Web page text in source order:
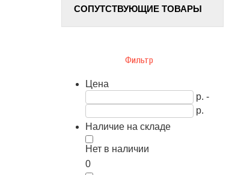
СОПУТСТВУЮЩИЕ ТОВАРЫ
Фильтр
Цена
р. -
р.
Наличие на складе
Нет в наличии
0